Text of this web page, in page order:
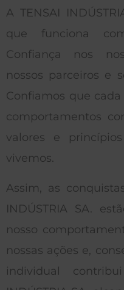
A TENSAI
que funciona
Confiança nos
nossos parceiros e
Confiamos que
comportamentos
valores e
vivemos.
Assim, as
INDÚSTRIA SA.
nosso
nossas ações e,
individual